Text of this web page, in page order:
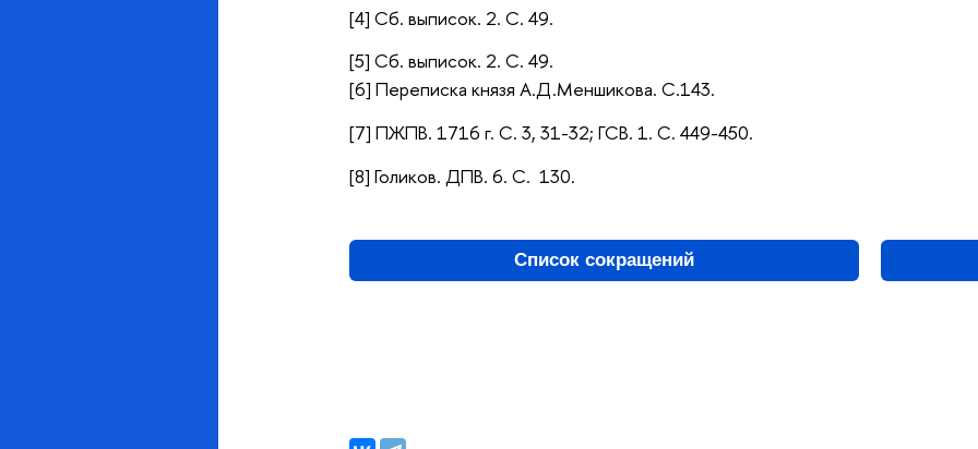
[4] Сб. выписок. 2. С. 49.
[5] Сб. выписок. 2. С. 49.
[6] Переписка князя А.Д.Меншикова. С.143.
[7] ПЖПВ. 1716 г. С. 3, 31-32; ГСВ. 1. С. 449-450.
[8] Голиков. ДПВ. 6. С. 130.
Список сокращений